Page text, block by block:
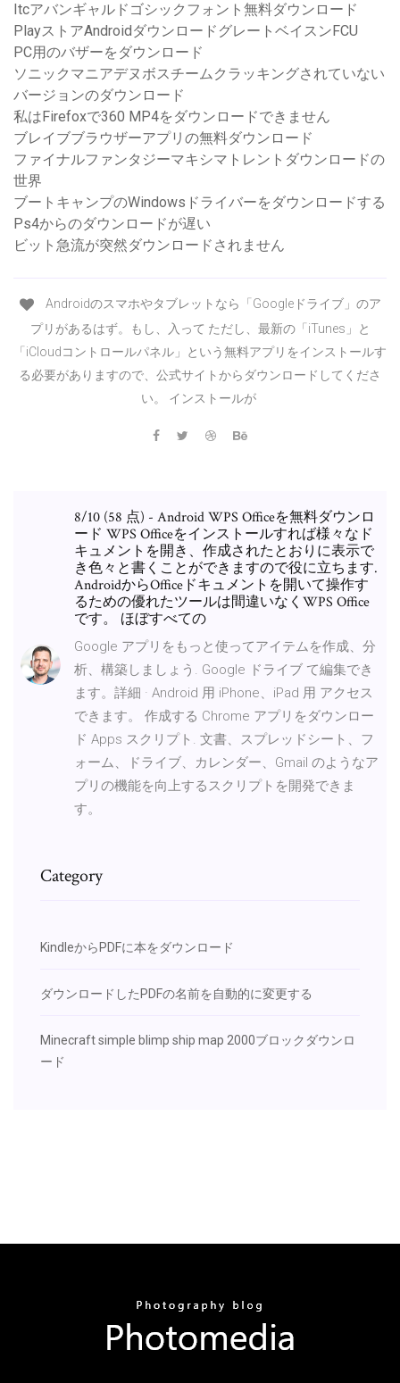
Itcアバンギャルドゴシックフォント無料ダウンロード
PlayストアAndroidダウンロードグレートベイスンFCU
PC用のバザーをダウンロード
ソニックマニアデヌボスチームクラッキングされていない
バージョンのダウンロード
私はFirefoxで360 MP4をダウンロードできません
ブレイブブラウザーアプリの無料ダウンロード
ファイナルファンタジーマキシマトレントダウンロードの
世界
ブートキャンプのWindowsドライバーをダウンロードする
Ps4からのダウンロードが遅い
ビット急流が突然ダウンロードされません
Androidのスマホやタブレットなら「Googleドライブ」のア
プリがあるはず。もし、入って ただし、最新の「iTunes」と
「iCloudコントロールパネル」という無料アプリをインストールす
る必要がありますので、公式サイトからダウンロードしてくださ
い。 インストールが
8/10 (58 点) - Android WPS Officeを無料ダウンロ
ード WPS Officeをインストールすれば様々なド
キュメントを開き、作成されたとおりに表示で
き色々と書くことができますので役に立ちます.
AndroidからOfficeドキュメントを開いて操作す
るための優れたツールは間違いなくWPS Office
です。 ほぼすべての
Google アプリをもっと使ってアイテムを作成、分
析、構築しましょう. Google ドライブ て編集でき
ます。詳細 · Android 用 iPhone、iPad 用 アクセス
できます。 作成する Chrome アプリをダウンロー
ド Apps スクリプト. 文書、スプレッドシート、フ
ォーム、ドライブ、カレンダー、Gmail のようなア
プリの機能を向上するスクリプトを開発できま
す。
Category
KindleからPDFに本をダウンロード
ダウンロードしたPDFの名前を自動的に変更する
Minecraft simple blimp ship map 2000ブロックダウンロ
ード